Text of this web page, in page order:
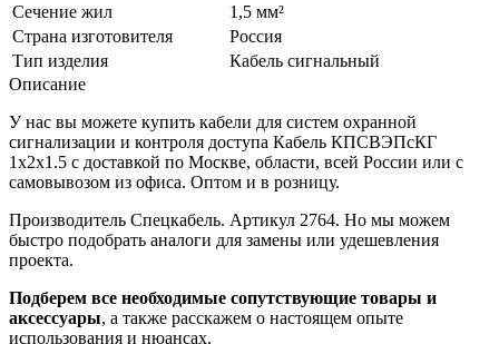
Сечение жил
1,5 мм²
Страна изготовителя
Россия
Тип изделия
Кабель сигнальный
Описание
У нас вы можете купить кабели для систем охранной
сигнализации и контроля доступа Кабель КПСВЭПсКГ
1х2х1.5 с доставкой по Москве, области, всей России или с
самовывозом из офиса. Оптом и в розницу.
Производитель Спецкабель. Артикул 2764. Но мы можем
быстро подобрать аналоги для замены или удешевления
проекта.
Подберем все необходимые сопутствующие товары и
аксессуары, а также расскажем о настоящем опыте
использования и нюансах.